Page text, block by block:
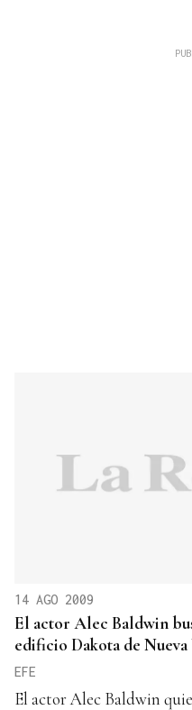
14 AGO 2009
El actor Alec Baldwin
edificio Dakota de
EFE
El actor Alec Baldwin